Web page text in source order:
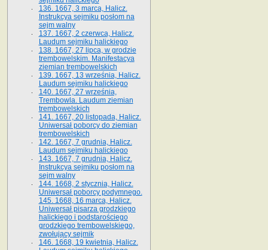
136. 1667, 3 marca, Halicz.
Instrukcya sejmiku posłom na
sejm walny
137. 1667, 2 czerwca, Halicz.
Laudum sejmiku halickiego
138. 1667, 27 lipca, w grodzie
trembowelskim. Manifestacya
ziemian trembowelskich
139. 1667, 13 września, Halicz.
Laudum sejmiku halickiego
140. 1667, 27 września,
Trembowla. Laudum ziemian
trembowelskich
141. 1667, 20 listopada, Halicz.
Uniwersał poborcy do ziemian
trembowelskich
142. 1667, 7 grudnia, Halicz.
Laudum sejmiku halickiego
143. 1667, 7 grudnia, Halicz.
Instrukcya sejmiku posłom na
sejm walny
144. 1668, 2 stycznia, Halicz.
Uniwersał poborcy podymnego.
145. 1668, 16 marca, Halicz.
Uniwersał pisarza grodzkiego
halickiego i podstarościego
grodzkiego trembowelskiego,
zwołujący sejmik
146. 1668, 19 kwietnia, Halicz.